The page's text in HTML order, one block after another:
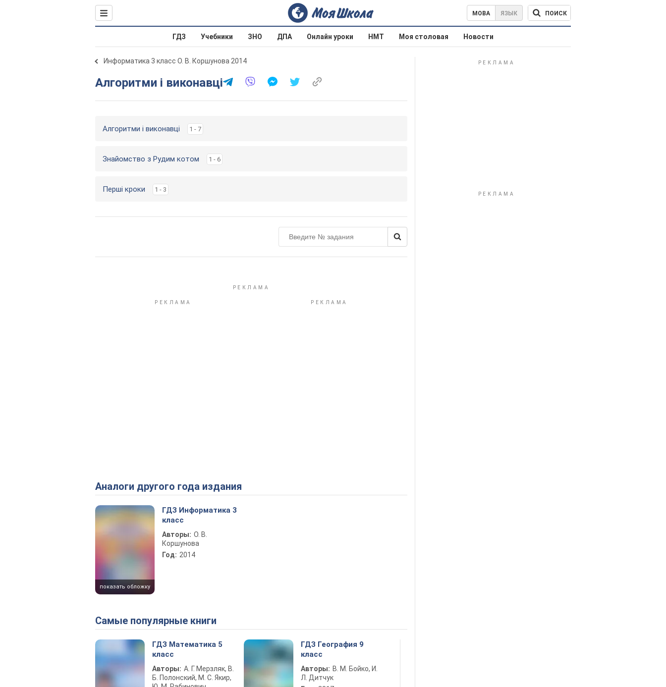
МОВА ЯЗЫК ПОИСК
ГДЗ Учебники ЗНО ДПА Онлайн уроки НМТ Моя столовая Новости
Информатика 3 класс О. В. Коршунова 2014
Алгоритми і виконавці
Алгоритми і виконавці 1 - 7
Знайомство з Рудим котом 1 - 6
Перші кроки 1 - 3
Аналоги другого года издания
показать обложку
ГДЗ Информатика 3
класс
Авторы: О. В.
Коршунова
Год: 2014
Самые популярные книги
ГДЗ Математика 5
класс
Авторы: А. Г. Мерзляк, В.
Б. Полонский, М. С. Якир,
ГДЗ География 9
класс
Авторы: В. М. Бойко, И.
Л. Дитчук